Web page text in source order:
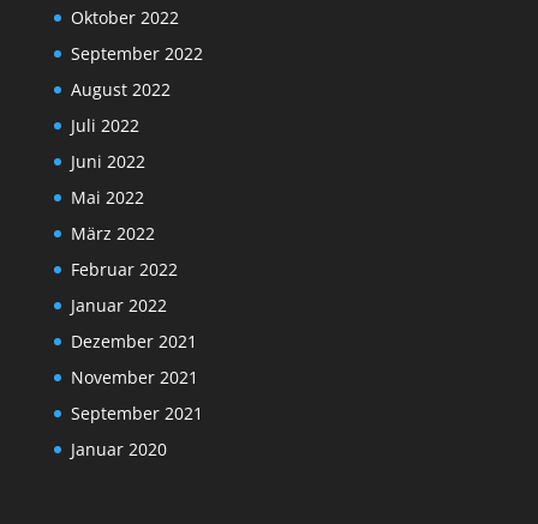
Oktober 2022
September 2022
August 2022
Juli 2022
Juni 2022
Mai 2022
März 2022
Februar 2022
Januar 2022
Dezember 2021
November 2021
September 2021
Januar 2020